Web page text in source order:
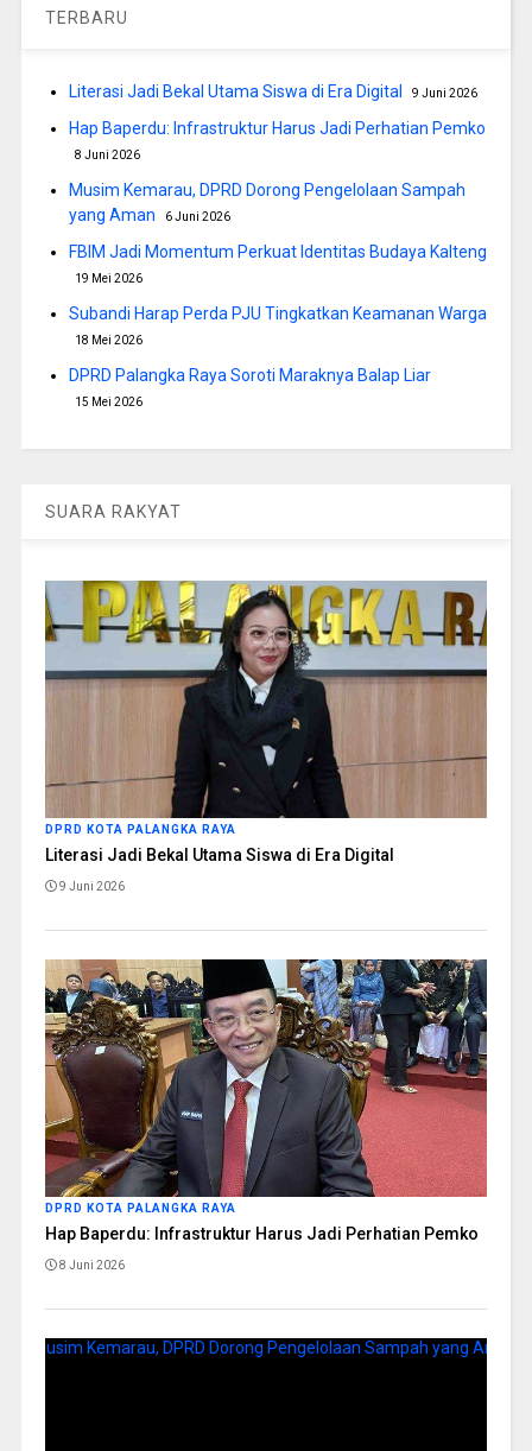
TERBARU
Literasi Jadi Bekal Utama Siswa di Era Digital 9 Juni 2026
Hap Baperdu: Infrastruktur Harus Jadi Perhatian Pemko
8 Juni 2026
Musim Kemarau, DPRD Dorong Pengelolaan Sampah
yang Aman
6 Juni 2026
FBIM Jadi Momentum Perkuat Identitas Budaya Kalteng
19 Mei 2026
Subandi Harap Perda PJU Tingkatkan Keamanan Warga
18 Mei 2026
DPRD Palangka Raya Soroti Maraknya Balap Liar
15 Mei 2026
SUARA RAKYAT
DPRD KOTA PALANGKA RAYA
Literasi Jadi Bekal Utama Siswa di Era Digital
9 Juni 2026
DPRD KOTA PALANGKA RAYA
Hap Baperdu: Infrastruktur Harus Jadi Perhatian Pemko
8 Juni 2026